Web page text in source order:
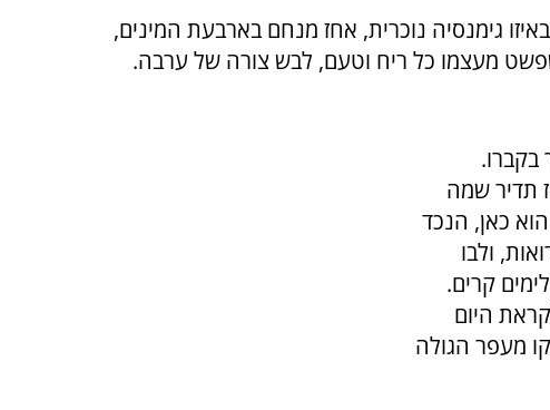
גימנסיה נוכרית, אחז מנחם בארבעת המינים,
מעצמו כל ריח וטעם, לבש צורה של ערבה.
תדיר שמה
כאן, הנכד
ולבו
קרים.
היום
מעפר הגולה